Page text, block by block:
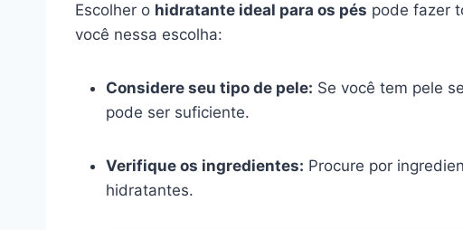
Escolher o hidratante ideal para os pés pode fazer
você nessa escolha:
Considere seu tipo de pele: Se você tem pele
pode ser suficiente.
Verifique os ingredientes: Procure por
hidratantes.